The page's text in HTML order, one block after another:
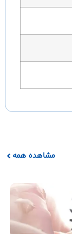
مشاهده همه
یکی